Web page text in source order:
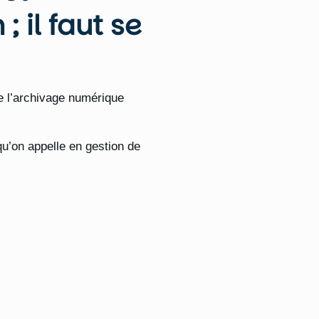
; il faut se
l’archivage numérique
appelle en gestion de